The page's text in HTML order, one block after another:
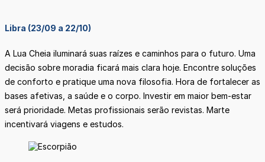
Libra (23/09 a 22/10)
A Lua Cheia iluminará suas raízes e caminhos para o futuro. Uma
decisão sobre moradia ficará mais clara hoje. Encontre soluções
de conforto e pratique uma nova filosofia. Hora de fortalecer as
bases afetivas, a saúde e o corpo. Investir em maior bem-estar
será prioridade. Metas profissionais serão revistas. Marte
incentivará viagens e estudos.